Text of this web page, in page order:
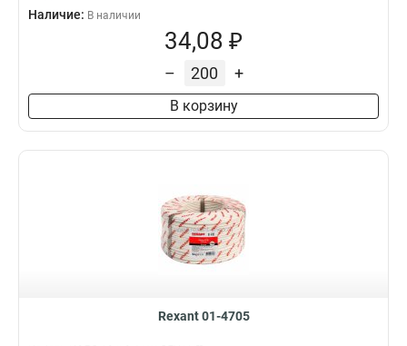
Наличие: В наличии
34,08 ₽
– +
В корзину
Rexant 01-4705